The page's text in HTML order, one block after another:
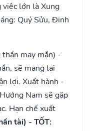
việc lớn là Xung
Quý Sửu, Đinh
may mắn) -
sẽ mang lại
lợi. Xuất hành -
Nam sẽ gặp
Hạn chế xuất
tài) - TỐT: